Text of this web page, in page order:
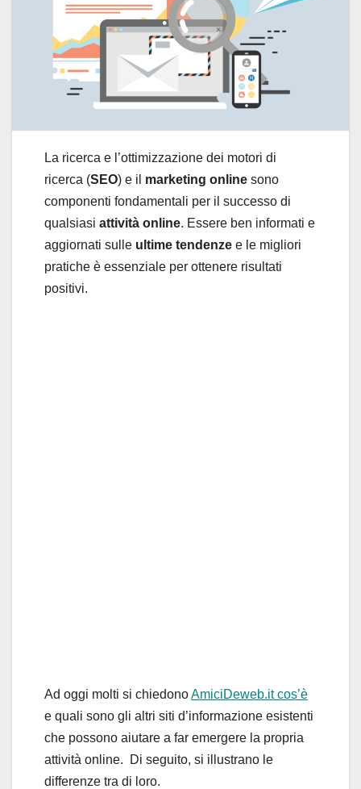
La ricerca e l’ottimizzazione dei motori di
ricerca (SEO) e il marketing online sono
componenti fondamentali per il successo di
qualsiasi attività online. Essere ben informati e
aggiornati sulle ultime tendenze e le migliori
pratiche è essenziale per ottenere risultati
positivi.
Ad oggi molti si chiedonoAmiciDeweb.it cos’è
e quali sono gli altri siti d’informazione esistenti
che possono aiutare a far emergere la propria
attività online. Di seguito, si illustrano le
differenze tra di loro.